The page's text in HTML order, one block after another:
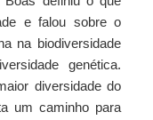
e falou sobre o
na biodiversidade
genética.
diversidade do
um caminho para